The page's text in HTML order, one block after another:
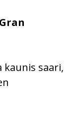
kaunis saari,